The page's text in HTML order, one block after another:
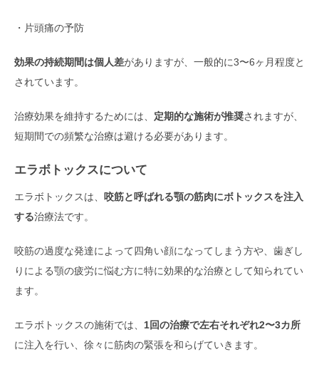
・片頭痛の予防
効果の持続期間は個人差がありますが、一般的に3〜6ヶ月程度と
されています。
治療効果を維持するためには、 定期的な施術が推奨されますが、
短期間での頻繁な治療は避ける必要があります。
エラボトックスについて
エラボトックスは、 咬筋と呼ばれる顎の筋肉にボトックスを注入
する治療法です。
咬筋の過度な発達によって四角い顔になってしまう方や、歯ぎし
りによる顎の疲労に悩む方に特に効果的な治療として知られてい
ます。
エラボトックスの施術では、 1回の治療で左右それぞれ2〜3カ所
に注入を行い、徐々に筋肉の緊張を和らげていきます。